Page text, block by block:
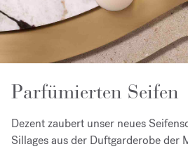
Parfümierten Seifen
Dezent zaubert unser neues
Sillages aus der Duftgarderobe der